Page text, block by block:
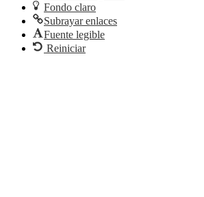
Fondo claro
Subrayar enlaces
Fuente legible
Reiniciar